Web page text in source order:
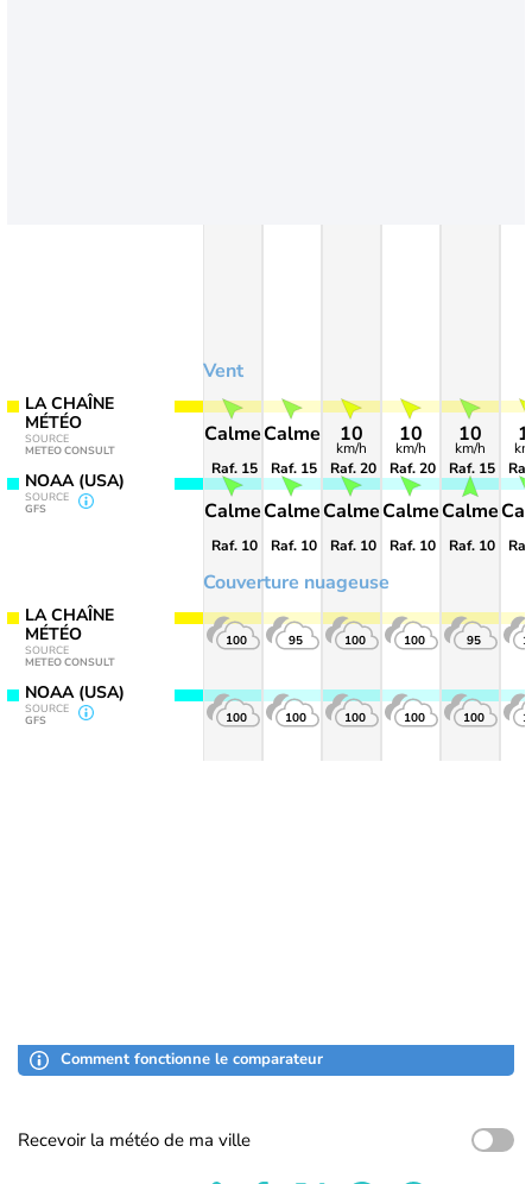
LA CHAÎNE
MÉTÉO
SOURCE
METEO CONSULT
NOAA (USA)
SOURCE
GFS
LA CHAÎNE
MÉTÉO
SOURCE
METEO CONSULT
NOAA (USA)
SOURCE
GFS
Vent
Couverture nuageuse
Calme
Raf. 15
Calme
Raf. 10
100
100
Calme
Raf. 15
Calme
Raf. 10
95
100
10
km/h
Raf. 20
Calme
Raf. 10
100
100
10
km/h
Raf. 20
Calme
Raf. 10
100
100
10
km/h
Raf. 15
Calme
Raf. 10
95
100
Comment fonctionne le comparateur
Recevoir la météo de ma ville